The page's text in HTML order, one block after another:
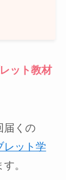
ット教材
届くの
レット学
。